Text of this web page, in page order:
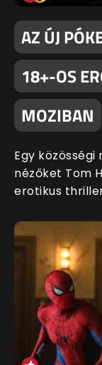
AZ ÚJ
18+-OS
MOZIBAN
Egy
nézőket Tom
erotikus